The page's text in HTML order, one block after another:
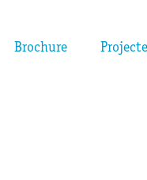
Brochure